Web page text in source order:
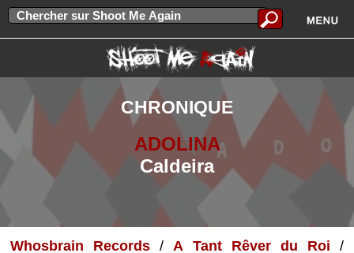
CHRONIQUE
ADOLINA
Caldeira
Whosbrain Records / A Tant Rêver du Roi
/